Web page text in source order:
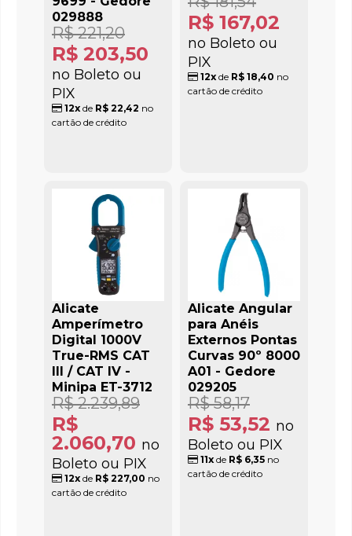
029888
R$ 203,50
no Boleto ou
PIX
R$ 221,20
12x de R$ 22,42 no
cartão de crédito
R$ 167,02
no Boleto ou
PIX
12xde R$ 18,40 no
cartão de crédito
Alicate
Amperímetro
Digital 1000V
True-RMS CAT
III / CAT IV -
Minipa ET-3712
R$
2.060,70 no
Boleto ou PIX
R$ 2.239,89
12x de R$ 227,00 no
cartão de crédito
Alicate Angular
para Anéis
Externos Pontas
Curvas 90º 8000
A01 - Gedore
029205
R$ 53,52 no
Boleto ou PIX
R$ 58,17
11xde R$ 6,35no
cartão de crédito